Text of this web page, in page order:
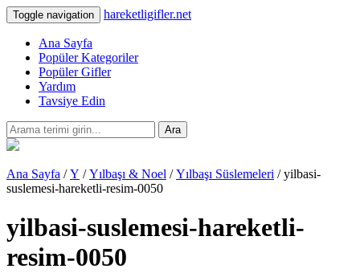
Toggle navigation hareketligifler.net
Ana Sayfa
Popüler Kategoriler
Popüler Gifler
Yardım
Tavsiye Edin
Ara
Ana Sayfa /Y /Yılbaşı & Noel /Yılbaşı Süslemeleri / yilbasi-
suslemesi-hareketli-resim-0050
yilbasi-suslemesi-hareketli-
resim-0050